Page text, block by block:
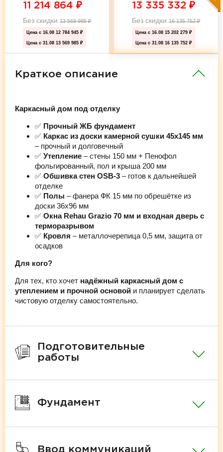
11 214 864 ₽
Без скидки 13 569 985₽
Цена с 16.08 12 784 945 ₽
Цена с 31.08 13 569 985 ₽
13 335 332 ₽
Без скидки 16 135 752₽
Цена с 16.08 15 202 279 ₽
Цена с 31.08 16 135 752 ₽
Краткое описание
Каркасный дом под отделку
✅ Прочный ЖБ фундамент
✅ Каркас из доски камерной сушки 45х145 мм
– прочный и долговечный
✅ Утепление – стены 150 мм + Пенофол
фольгированный, пол и крыша 200 мм
✅ Обшивка стен OSB-3 – готов к дальнейшей
отделке
✅ Полы – фанера ФК 15 мм по обрешётке из
доски 36х96 мм
✅ Окна Rehau Grazio 70 мм и входная дверь с
терморазрывом
✅ Кровля – металлочерепица 0,5 мм, защита от
осадков
Для кого?
Для тех, кто хочет надёжный каркасный дом с
утеплением и прочной основой и планирует сделать
чистовую отделку самостоятельно.
Подготовительные
работы
Фундамент
Ввод коммуникаций